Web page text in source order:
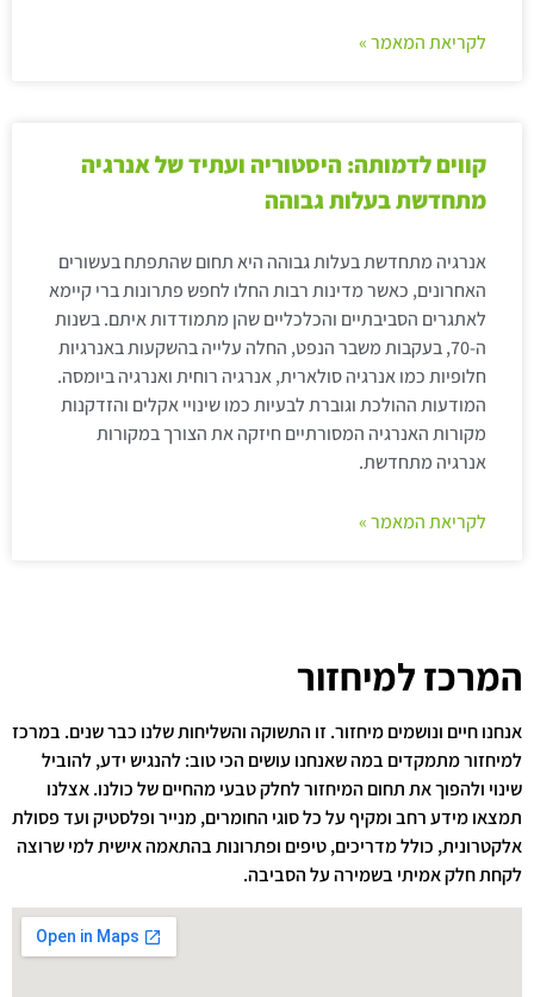
לקריאת המאמר »
קווים לדמותה: היסטוריה ועתיד של אנרגיה
מתחדשת בעלות גבוהה
אנרגיה מתחדשת בעלות גבוהה היא תחום שהתפתח בעשורים
האחרונים, כאשר מדינות רבות החלו לחפש פתרונות ברי קיימא
לאתגרים הסביבתיים והכלכליים שהן מתמודדות איתם. בשנות
ה-70, בעקבות משבר הנפט, החלה עלייה בהשקעות באנרגיות
חלופיות כמו אנרגיה סולארית, אנרגיה רוחית ואנרגיה ביומסה.
המודעות ההולכת וגוברת לבעיות כמו שינויי אקלים והזדקנות
מקורות האנרגיה המסורתיים חיזקה את הצורך במקורות
אנרגיה מתחדשת.
לקריאת המאמר »
המרכז למיחזור
אנחנו חיים ונושמים מיחזור. זו התשוקה והשליחות שלנו כבר שנים. במרכז
למיחזור מתמקדים במה שאנחנו עושים הכי טוב: להנגיש ידע, להוביל
שינוי ולהפוך את תחום המיחזור לחלק טבעי מהחיים של כולנו. אצלנו
תמצאו מידע רחב ומקיף על כל סוגי החומרים, מנייר ופלסטיק ועד פסולת
אלקטרונית, כולל מדריכים, טיפים ופתרונות בהתאמה אישית למי שרוצה
לקחת חלק אמיתי בשמירה על הסביבה.